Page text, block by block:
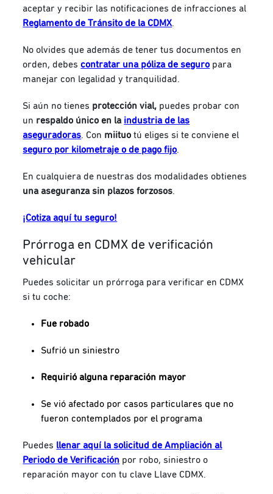
aceptar y recibir las notificaciones de infracciones al
Reglamento de Tránsito de la CDMX.
No olvides que además de tener tus documentos en
orden, debescontratar una póliza de seguro para
manejar con legalidad y tranquilidad.
Si aún no tienes protección vial, puedes probar con
un respaldo único en la industria de las
aseguradoras. Con miituo tú eliges si te conviene el
seguro por kilometraje o de pago fijo.
En cualquiera de nuestras dos modalidades obtienes
una aseguranza sin plazos forzosos.
¡Cotiza aquí tu seguro!
Prórroga en CDMX de verificación
vehicular
Puedes solicitar un prórroga para verificar en CDMX
si tu coche:
Fue robado
Sufrió un siniestro
Requirió alguna reparación mayor
Se vió afectado por casos particulares que no
fueron contemplados por el programa
Puedes llenar aquí la solicitud de Ampliación al
Periodo de Verificación por robo, siniestro o
reparación mayor con tu clave Llave CDMX.